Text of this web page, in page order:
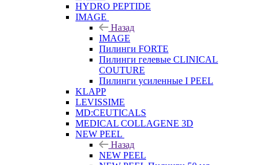
HYDRO PEPTIDE
IMAGE
Назад
IMAGE
Пилинги FORTE
Пилинги гелевые CLINICAL
COUTURE
Пилинги усиленные I PEEL
KLAPP
LEVISSIME
MD:CEUTICALS
MEDICAL COLLAGENE 3D
NEW PEEL
Назад
NEW PEEL